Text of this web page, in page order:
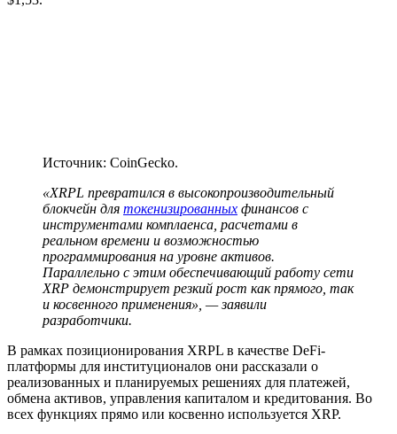
Источник: CoinGecko.
«XRPL превратился в высокопроизводительный
блокчейн для токенизированных финансов с
инструментами комплаенса, расчетами в
реальном времени и возможностью
программирования на уровне активов.
Параллельно с этим обеспечивающий работу сети
XRP демонстрирует резкий рост как прямого, так
и косвенного применения», — заявили
разработчики.
В рамках позиционирования XRPL в качестве DeFi-
платформы для институционалов они рассказали о
реализованных и планируемых решениях для платежей,
обмена активов, управления капиталом и кредитования. Во
всех функциях прямо или косвенно используется XRP.